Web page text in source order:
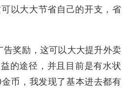
以大大节省自己的开支，省
告奖励，这可以大大提升外卖
的途径，并且目前是有水状
币，我发现了基本进去都有